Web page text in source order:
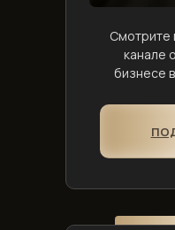
Смотрите
канале
бизнесе